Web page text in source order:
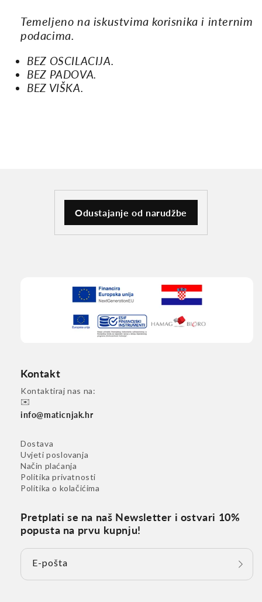
Temeljeno na iskustvima korisnika i internim
podacima.
BEZ OSCILACIJA.
BEZ PADOVA.
BEZ VIŠKA.
Odustajanje od narudžbe
Kontakt
Kontaktiraj nas na:
✉️
info@maticnjak.hr
Dostava
Uvjeti poslovanja
Način plaćanja
Politika privatnosti
Politika o kolačićima
Pretplati se na naš Newsletter i ostvari 10%
popusta na prvu kupnju!
E-pošta